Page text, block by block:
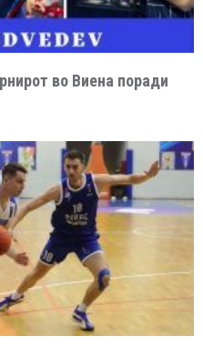
во Виена поради